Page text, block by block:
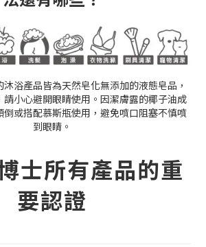
沐浴產品皆為天然皂化無添加的液態皂品，
請小心避開眼睛使用。因潔膚露的椰子油成
倒或搭配慕斯瓶使用，避免噴口阻塞不慎噴
到眼睛。
士所有產品的重
要認證